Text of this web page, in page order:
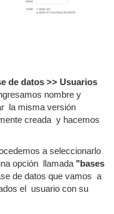
de datos >> Usuarios
nombre y
la misma versión
creada y hacemos
a seleccionarlo
opción llamada "bases
de datos que vamos a
el usuario con su